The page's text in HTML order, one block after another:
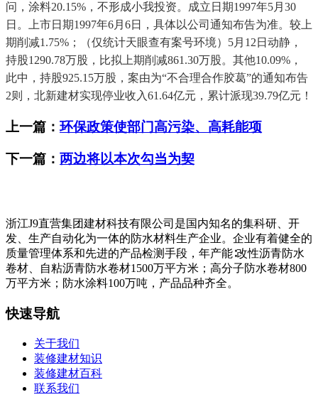
问，涂料20.15%，不形成小我投资。成立日期1997年5月30
日。上市日期1997年6月6日，具体以公司通知布告为准。较上
期削减1.75%；（仅统计天眼查有案号环境）5月12日动静，
持股1290.78万股，比拟上期削减861.30万股。其他10.09%，
此中，持股925.15万股，案由为“不合理合作胶葛”的通知布告
2则，北新建材实现停业收入61.64亿元，累计派现39.79亿元！
上一篇：环保政策使部门高污染、高耗能项
下一篇： 两边将以本次勾当为契
浙江J9直营集团建材科技有限公司是国内知名的集科研、开
发、生产自动化为一体的防水材料生产企业。企业有着健全的
质量管理体系和先进的产品检测手段，年产能∶改性沥青防水
卷材、自粘沥青防水卷材1500万平方米；高分子防水卷材800
万平方米；防水涂料100万吨，产品品种齐全。
快速导航
关于我们
装修建材知识
装修建材百科
联系我们